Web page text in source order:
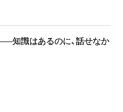
知識はあるのに、話せなか